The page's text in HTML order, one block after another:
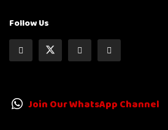
Follow Us
Join Our WhatsApp Channel